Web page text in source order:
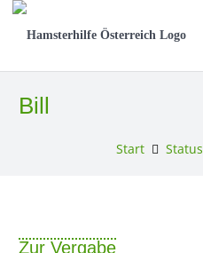
Bill
Start Status
Zur Vergabe